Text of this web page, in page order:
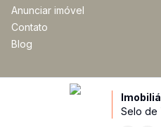
Anunciar imóvel
Contato
Blog
Selo de